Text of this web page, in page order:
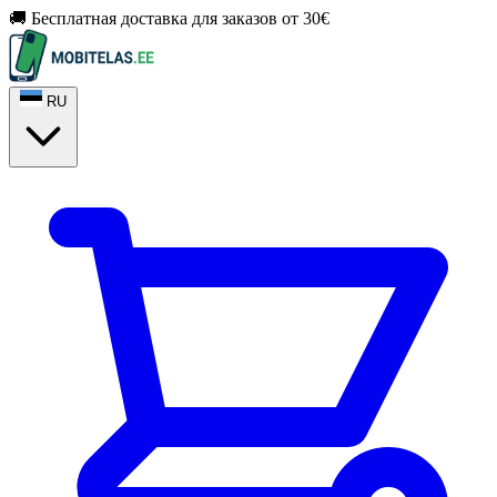
🚚 Бесплатная доставка для заказов от 30€
RU